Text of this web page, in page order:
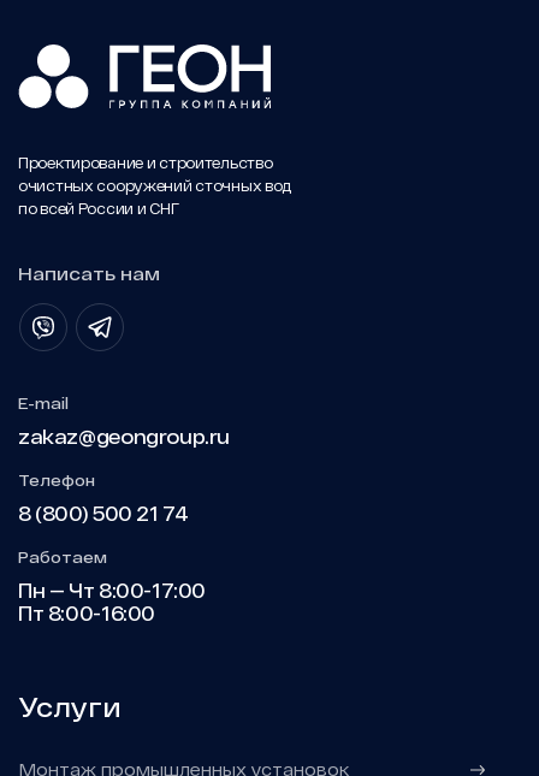
Проектирование и строительство
очистных сооружений сточных вод
по всей России и СНГ
Написать нам
Услуги
Монтаж промышленных установок
E-mail
zakaz@geongroup.ru
Телефон
8 (800) 500 21 74
Работаем
Пн — Чт 8:00-17:00
Пт 8:00-16:00